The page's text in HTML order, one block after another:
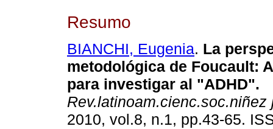
Resumo
BIANCHI, Eugenia. La
metodológica de Foucault:
para investigar al "ADHD".
Rev.latinoam.cienc.soc.niñez
2010, vol.8, n.1, pp.43-65.